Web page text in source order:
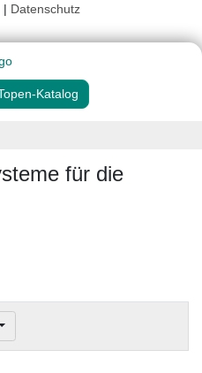
| Datenschutz
Katalog
für die